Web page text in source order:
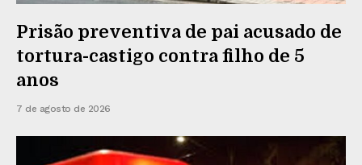
Prisão preventiva de pai acusado de
tortura-castigo contra filho de 5
anos
7 de agosto de 2026